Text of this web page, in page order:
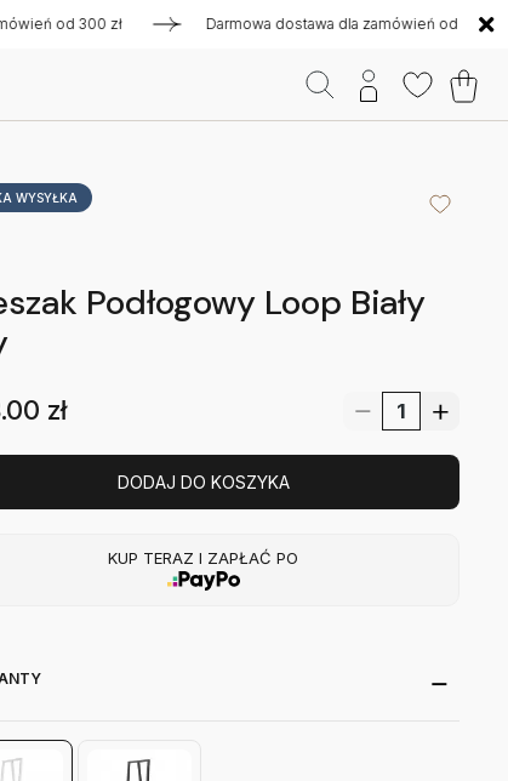
od 300 zł Darmowa dostawa dla zamówień od 300 zł
WYSYŁKA
Podłogowy Loop Biały
zł
DODAJ DO KOSZYKA
KUP TERAZ I ZAPŁAĆ PO